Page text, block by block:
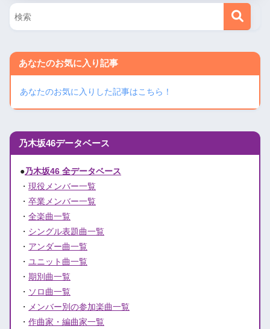
あなたのお気に入り記事
あなたのお気に入りした記事はこちら！
乃木坂46データベース
●乃木坂46 全データベース
・現役メンバー一覧
・卒業メンバー一覧
・全楽曲一覧
・ シングル表題曲一覧
・ アンダー曲一覧
・ユニット曲一覧
・期別曲一覧
・ ソロ曲一覧
・ メンバー別の参加楽曲一覧
・作曲家・編曲家一覧